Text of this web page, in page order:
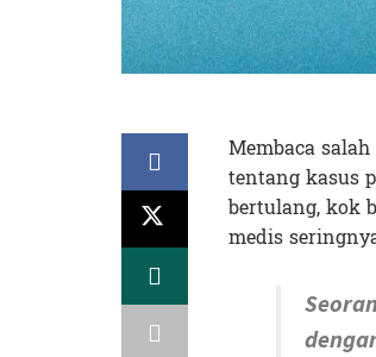
Membaca
tentang kasus
bertulang, kok
medis